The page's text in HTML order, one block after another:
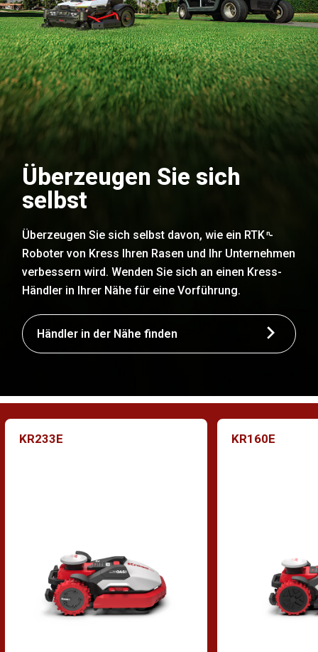
Überzeugen Sie sich
selbst
Überzeugen Sie sich selbst davon, wie ein RTK n-
Roboter von Kress Ihren Rasen und Ihr Unternehmen
verbessern wird. Wenden Sie sich an einen Kress-
Händler in Ihrer Nähe für eine Vorführung.
Händler in der Nähe finden
KR233E KR160E